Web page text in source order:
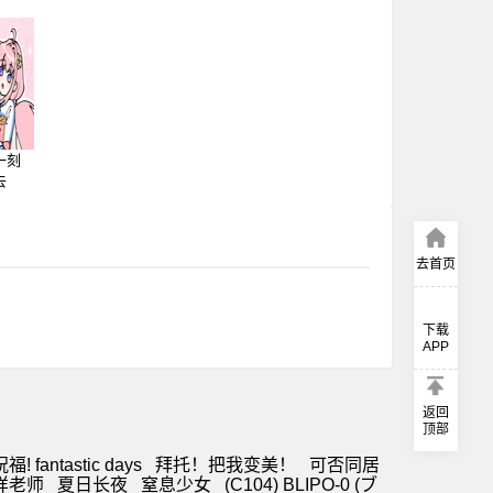
刻
福! fantastic days 拜托！把我变美！
可否同居
老师
夏日长夜 窒息少女 (C104) BLIPO-0 (ブ
去首页
下载
APP
返回
顶部